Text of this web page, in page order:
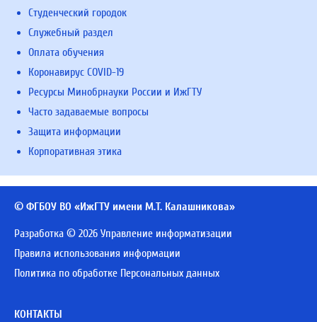
Студенческий городок
Служебный раздел
Оплата обучения
Коронавирус COVID-19
Ресурсы Минобрнауки России и ИжГТУ
Часто задаваемые вопросы
Защита информации
Корпоративная этика
© ФГБОУ ВО «ИжГТУ имени М.Т. Калашникова»
Разработка © 2026 Управление информатизации
Правила использования информации
Политика по обработке Персональных данных
КОНТАКТЫ